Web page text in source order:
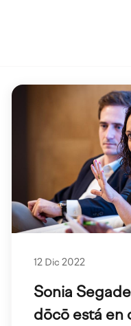
12 Dic 2022
Sonia
dōcō está en